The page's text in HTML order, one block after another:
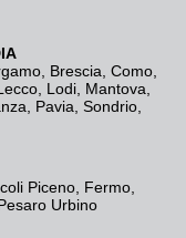
Brescia, Como
Lodi Mantova
Pavia Sondrio
Piceno Fermo
Urbino